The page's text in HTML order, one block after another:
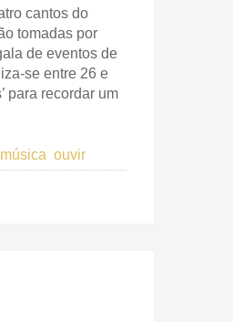
cantos do
tomadas por
de eventos de
se entre 26 e
para recordar um
música ouvir